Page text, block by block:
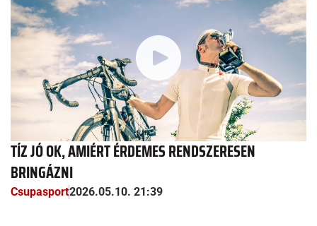
TÍZ JÓ OK, AMIÉRT ÉRDEMES RENDSZERESEN
BRINGÁZNI
Csupasport2026.05.10. 21:39